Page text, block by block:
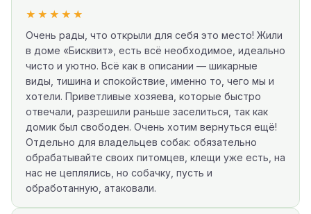
★★★★★
Очень рады, что открыли для себя это место! Жили
в доме «Бисквит», есть всё необходимое, идеально
чисто и уютно. Всё как в описании — шикарные
виды, тишина и спокойствие, именно то, чего мы и
хотели. Приветливые хозяева, которые быстро
отвечали, разрешили раньше заселиться, так как
домик был свободен. Очень хотим вернуться ещё!
Отдельно для владельцев собак: обязательно
обрабатывайте своих питомцев, клещи уже есть, на
нас не цеплялись, но собачку, пусть и
обработанную, атаковали.